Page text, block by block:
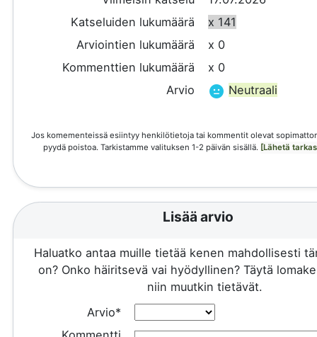
Katseluiden lukumäärä
x 141
Arviointien lukumäärä
x 0
Kommenttien lukumäärä
x 0
Arvio
Neutraali
Jos komementeissä esiintyy henkilötietoja tai kommentit olevat
pyydä poistoa. Tarkistamme valituksen 1-2 päivän sisällä. [Lähetä
Lisää arvio
Haluatko antaa muille tietää kenen mahdollisesti
on? Onko häiritsevä vai hyödyllinen? Täytä
niin muutkin tietävät.
Arvio*